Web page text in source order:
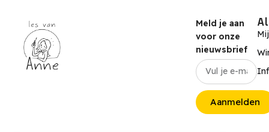
Meld je aan
voor onze
nieuwsbrief
Aanmelden